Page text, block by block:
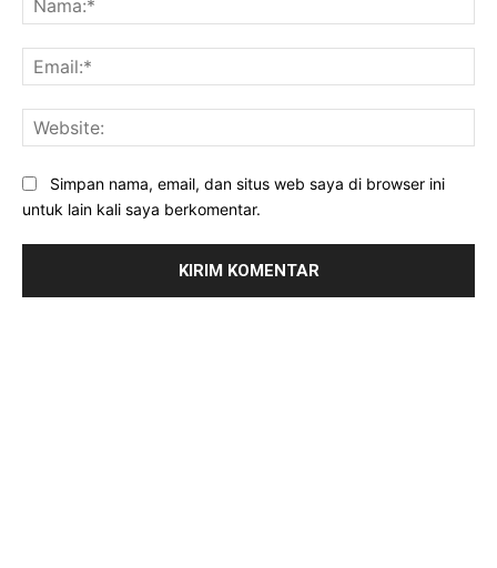
Simpan nama, email, dan situs web saya di browser ini
untuk lain kali saya berkomentar.